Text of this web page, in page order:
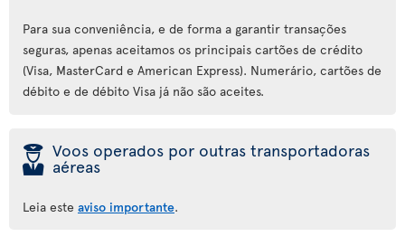
Para sua conveniência, e de forma a garantir transações
seguras, apenas aceitamos os principais cartões de crédito
(Visa, MasterCard e American Express). Numerário, cartões de
débito e de débito Visa já não são aceites.
þ Voos operados por outras transportadoras
aéreas
Leia este aviso importante.